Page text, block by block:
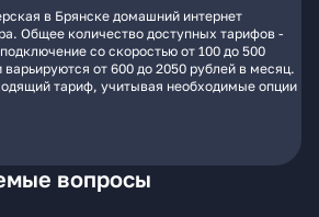
в Брянске домашний интернет
Общее количество доступных тарифов -
со скоростью от 100 до 500
от 600 до 2050 рублей в месяц.
тариф, учитывая необходимые опции
вопросы